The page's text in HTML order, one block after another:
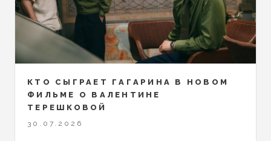
КТО СЫГРАЕТ ГАГАРИНА В НОВОМ
ФИЛЬМЕ О ВАЛЕНТИНЕ
ТЕРЕШКОВОЙ
30.07.2026